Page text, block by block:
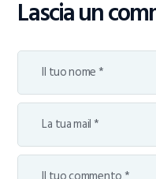
Lascia un